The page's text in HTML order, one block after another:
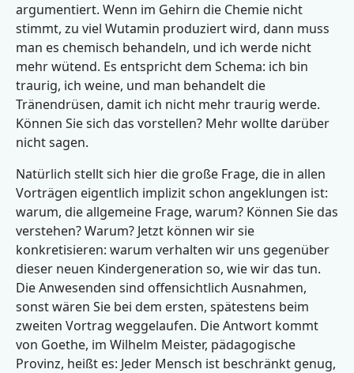
argumentiert. Wenn im Gehirn die Chemie nicht
stimmt, zu viel Wutamin produziert wird, dann muss
man es chemisch behandeln, und ich werde nicht
mehr wütend. Es entspricht dem Schema: ich bin
traurig, ich weine, und man behandelt die
Tränendrüsen, damit ich nicht mehr traurig werde.
Können Sie sich das vorstellen? Mehr wollte darüber
nicht sagen.
Natürlich stellt sich hier die große Frage, die in allen
Vorträgen eigentlich implizit schon angeklungen ist:
warum, die allgemeine Frage, warum? Können Sie das
verstehen? Warum? Jetzt können wir sie
konkretisieren: warum verhalten wir uns gegenüber
dieser neuen Kindergeneration so, wie wir das tun.
Die Anwesenden sind offensichtlich Ausnahmen,
sonst wären Sie bei dem ersten, spätestens beim
zweiten Vortrag weggelaufen. Die Antwort kommt
von Goethe, im Wilhelm Meister, pädagogische
Provinz, heißt es: Jeder Mensch ist beschränkt genug,